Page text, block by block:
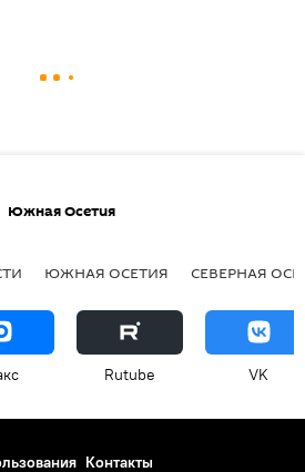
Южная Осетия
ЮЖНАЯ ОСЕТИЯ СЕВЕРНАЯ
Rutube VK
Контакты